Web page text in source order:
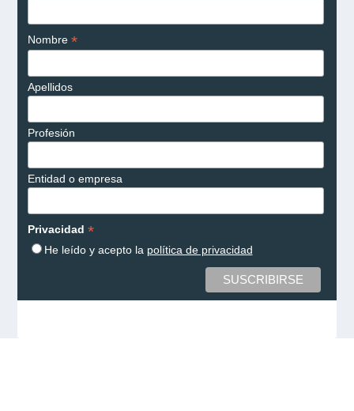
Nombre *
Apellidos
Profesión
Entidad o empresa
Privacidad *
He leído y acepto la política de privacidad